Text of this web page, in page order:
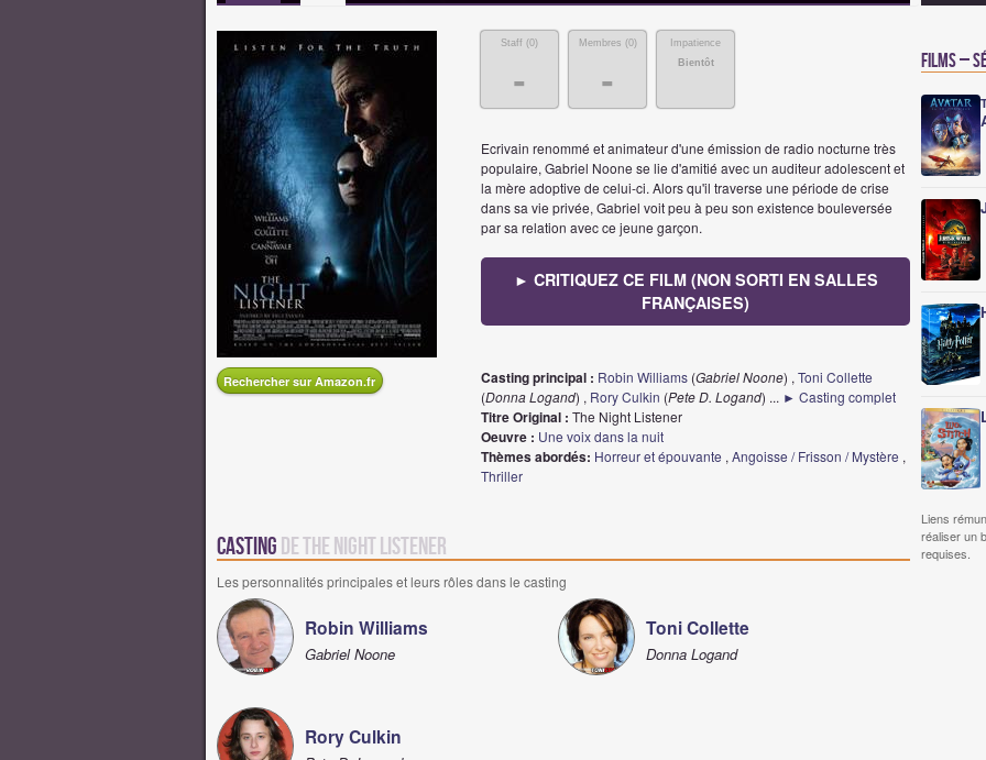
Staff (0)
-
Membres (0)
-
Impatience
Bientôt
Ecrivain renommé et animateur d'une émission de radio nocturne très
populaire, Gabriel Noone se lie d'amitié avec un auditeur adolescent et
la mère adoptive de celui-ci. Alors qu'il traverse une période de crise
dans sa vie privée, Gabriel voit peu à peu son existence bouleversée
par sa relation avec ce jeune garçon.
► CRITIQUEZ CE FILM (NON SORTI EN SALLES
FRANÇAISES)
Rechercher sur Amazon.fr Casting principal : Robin Williams (Gabriel Noone) , Toni Collette
(Donna Logand) , Rory Culkin (Pete D. Logand) ... ► Casting complet
Titre Original : The Night Listener
Oeuvre : Une voix dans la nuit
Thèmes abordés: Horreur et épouvante , Angoisse / Frisson / Mystère ,
Thriller
Casting de The Night Listener
Les personnalités principales et leurs rôles dans le casting
Robin Williams
Gabriel Noone
Toni Collette
Donna Logand
Rory Culkin
Films –
Liens
réaliser un
requises.